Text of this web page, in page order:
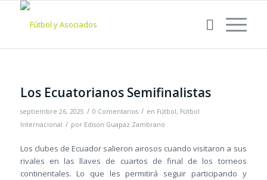
Los Ecuatorianos Semifinalistas
septiembre 26, 2025 / 0 Comentarios / en Fútbol, Fútbol
Internacional / por Edison Guapaz Zambrano
Los clubes de Ecuador salieron airosos cuando visitaron a sus
rivales en las llaves de cuartos de final de los torneos
continentales. Lo que les permitirá seguir participando y